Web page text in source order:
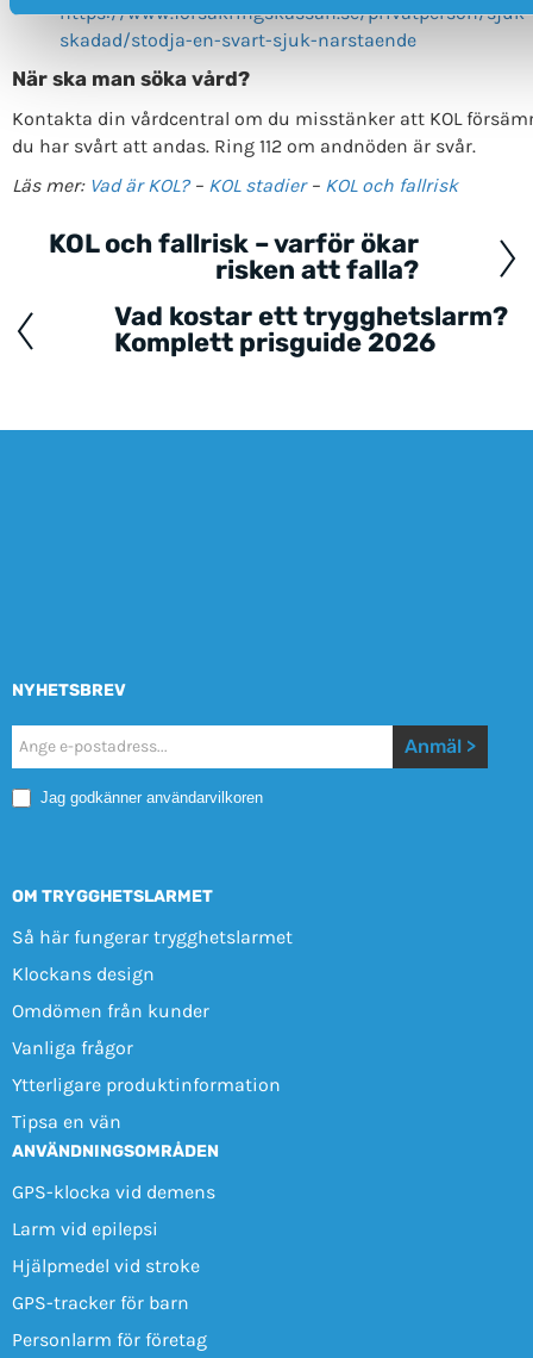
https://www.forsakringskassan.se/privatperson/
skadad/stodja-en-svart-sjuk-narstaende
När ska man söka vård?
Kontakta din vårdcentral om du misstänker att KOL
du har svårt att andas. Ring 112 om andnöden är svår.
Läs mer: Vad är KOL?– KOL stadier– KOL och fallrisk
Posts
KOL och fallrisk – varför ökar
risken att falla?
Vad kostar ett trygghetslarm?
Komplett prisguide 2026
NYHETSBREV
Nyhetsbrev
Mobile
Anmäl >
Jag godkänner användarvilkoren
OM TRYGGHETSLARMET
Så här fungerar trygghetslarmet
Klockans design
Omdömen från kunder
Vanliga frågor
Ytterligare produktinformation
Tipsa en vän
ANVÄNDNINGSOMRÅDEN
GPS-klocka vid demens
Larm vid epilepsi
Hjälpmedel vid stroke
GPS-tracker för barn
Personlarm för företag